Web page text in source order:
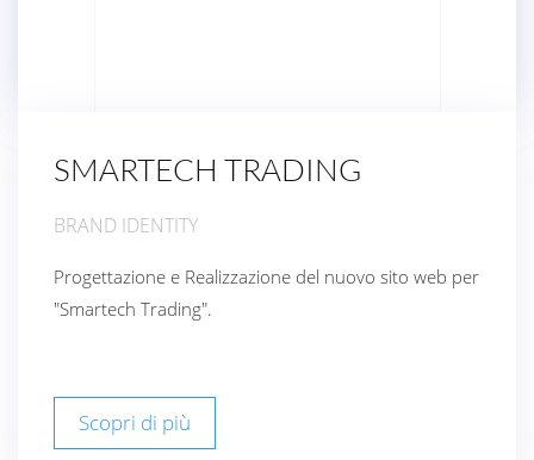
SMARTECH TRADING
BRAND IDENTITY
Progettazione e Realizzazione del nuovo sito web per
"Smartech Trading".
Scopri di più